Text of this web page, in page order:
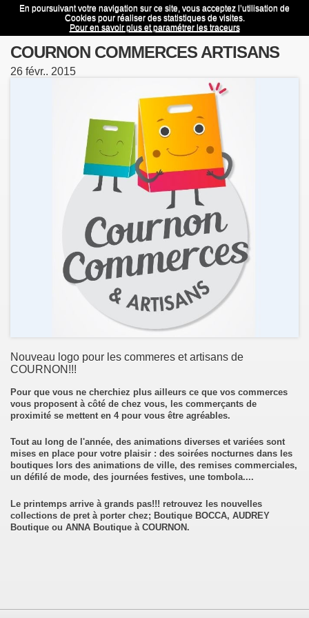
En poursuivant votre navigation sur ce site, vous acceptez l’utilisation de
Cookies pour réaliser des statistiques de visites.
Pour en savoir plus et paramétrer les traceurs
COURNON COMMERCES ARTISANS Menu
COURNON COMMERCES ARTISANS
26 févr.. 2015
Nouveau logo pour les commeres et artisans de
COURNON!!!
Pour que vous ne cherchiez plus ailleurs ce que vos commerces
vous proposent à côté de chez vous, les commerçants de
proximité se mettent en 4 pour vous être agréables.
Tout au long de l'année, des animations diverses et variées sont
mises en place pour votre plaisir : des soirées nocturnes dans les
boutiques lors des animations de ville, des remises commerciales,
un défilé de mode, des journées festives, une tombola....
Le printemps arrive à grands pas!!! retrouvez les nouvelles
collections de pret à porter chez; Boutique BOCCA, AUDREY
Boutique ou ANNA Boutique à COURNON.